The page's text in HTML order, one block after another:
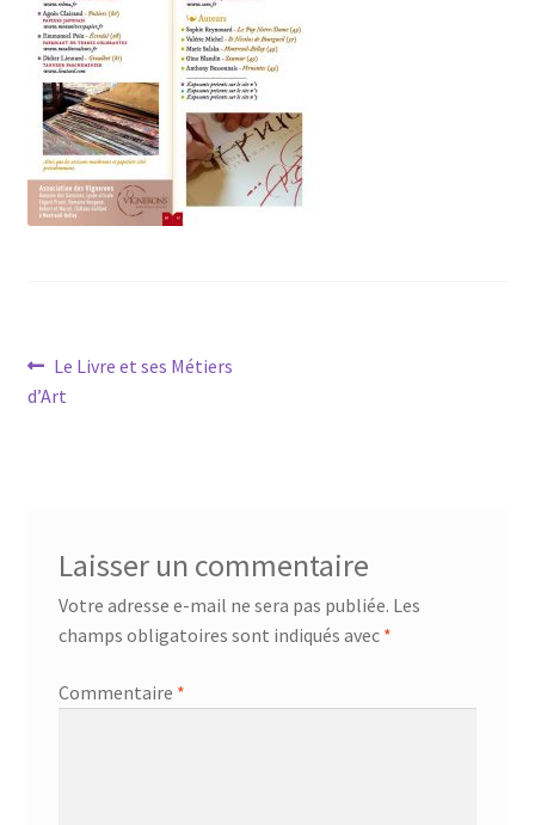
Navigation
de
Article
précédent :
Le Livre et ses Métiers
d’Art
Laisser un commentaire
Votre adresse e-mail ne sera pas publiée. Les
champs obligatoires sont indiqués avec *
Commentaire *